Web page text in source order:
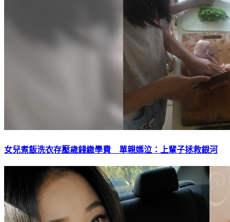
女兒煮飯洗衣存壓歲錢繳學費 單親媽泣：上輩子拯救銀河